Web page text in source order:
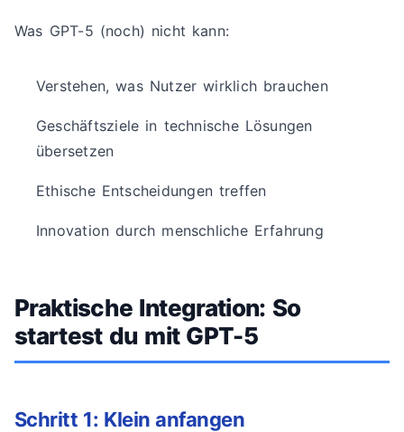
Was GPT-5 (noch) nicht kann:
Verstehen, was Nutzer wirklich brauchen
Geschäftsziele in technische Lösungen
übersetzen
Ethische Entscheidungen treffen
Innovation durch menschliche Erfahrung
Praktische Integration: So
startest du mit GPT-5
Schritt 1: Klein anfangen